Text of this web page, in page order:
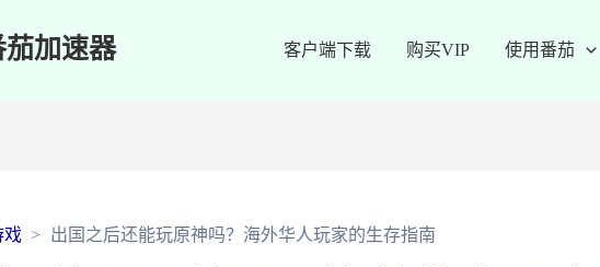
茄加速器 客户端下载 购买VIP 使用番茄
戏 出国之后还能玩原神吗？海外华人玩家的生存指南